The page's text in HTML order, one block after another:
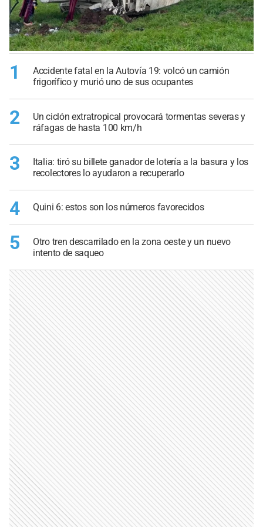
1
Accidente fatal en la Autovía 19: volcó un camión
frigorífico y murió uno de sus ocupantes
2
Un ciclón extratropical provocará tormentas severas y
ráfagas de hasta 100 km/h
3
Italia: tiró su billete ganador de lotería a la basura y los
recolectores lo ayudaron a recuperarlo
4 Quini 6: estos son los números favorecidos
5
Otro tren descarrilado en la zona oeste y un nuevo
intento de saqueo